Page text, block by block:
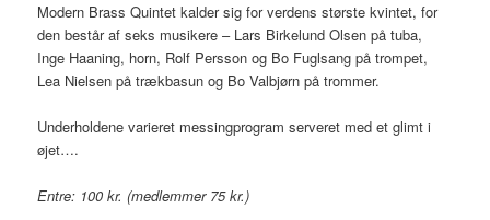
Modern Brass Quintet kalder sig for verdens største kvintet, for
den består af seks musikere – Lars Birkelund Olsen på tuba,
Inge Haaning, horn, Rolf Persson og Bo Fuglsang på trompet,
Lea Nielsen på trækbasun og Bo Valbjørn på trommer.
Underholdene varieret messingprogram serveret med et glimt i
øjet….
Entre: 100 kr. (medlemmer 75 kr.)